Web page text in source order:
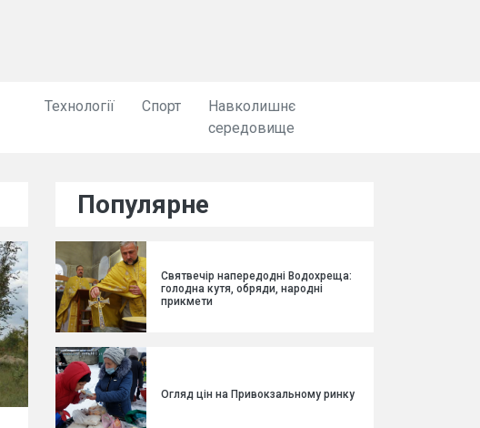
Технології Спорт
Навколишнє
середовище
Популярне
Святвечір напередодні Водохреща:
голодна кутя, обряди, народні
прикмети
Огляд цін на Привокзальному ринку